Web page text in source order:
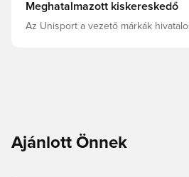
Meghatalmazott kiskereskedő
Az Unisport a vezető márkák
Ajánlott Önnek